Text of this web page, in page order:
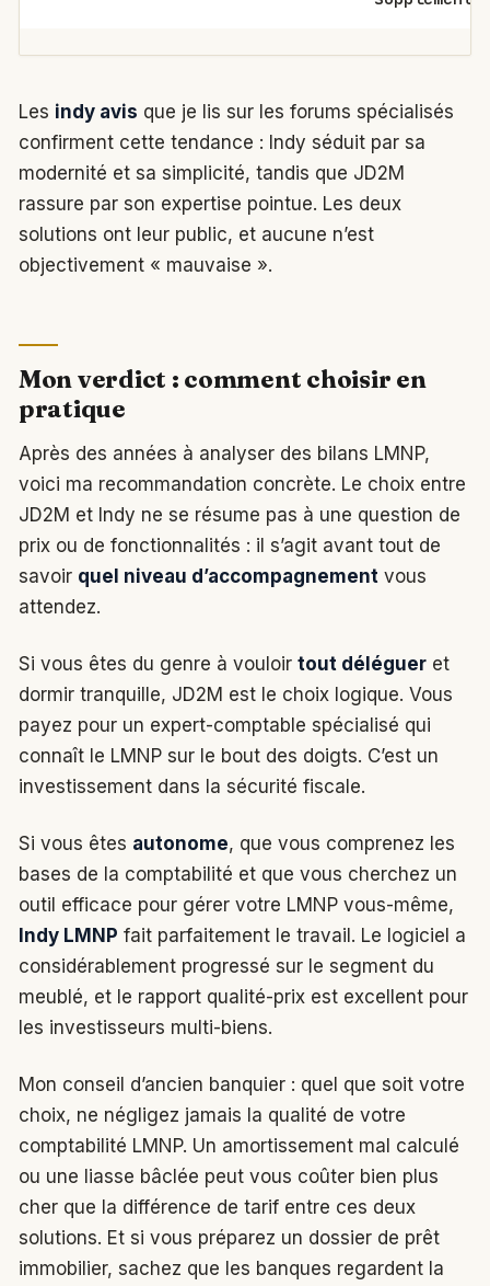
Les indy avis que je lis sur les forums spécialisés
confirment cette tendance : Indy séduit par sa
modernité et sa simplicité, tandis que JD2M
rassure par son expertise pointue. Les deux
solutions ont leur public, et aucune n’est
objectivement « mauvaise ».
Mon verdict : comment choisir en
pratique
Après des années à analyser des bilans LMNP,
voici ma recommandation concrète. Le choix entre
JD2M et Indy ne se résume pas à une question de
prix ou de fonctionnalités : il s’agit avant tout de
savoir quel niveau d’accompagnement vous
attendez.
Si vous êtes du genre à vouloir tout déléguer et
dormir tranquille, JD2M est le choix logique. Vous
payez pour un expert-comptable spécialisé qui
connaît le LMNP sur le bout des doigts. C’est un
investissement dans la sécurité fiscale.
Si vous êtes autonome, que vous comprenez les
bases de la comptabilité et que vous cherchez un
outil efficace pour gérer votre LMNP vous-même,
Indy LMNP fait parfaitement le travail. Le logiciel a
considérablement progressé sur le segment du
meublé, et le rapport qualité-prix est excellent pour
les investisseurs multi-biens.
Mon conseil d’ancien banquier : quel que soit votre
choix, ne négligez jamais la qualité de votre
comptabilité LMNP. Un amortissement mal calculé
ou une liasse bâclée peut vous coûter bien plus
cher que la différence de tarif entre ces deux
solutions. Et si vous préparez un dossier de prêt
immobilier, sachez que les banques regardent la